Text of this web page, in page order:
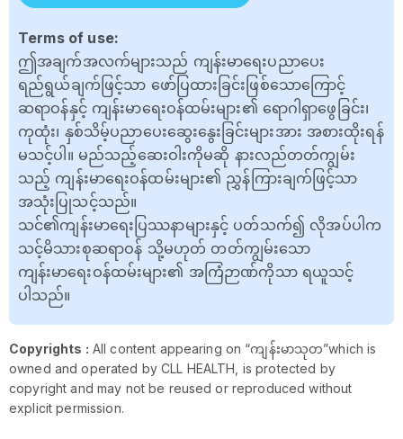
Terms of use:
ဤအချက်အလက်များသည် ကျန်းမာရေးပညာပေး
ရည်ရွယ်ချက်ဖြင့်သာ ဖော်ပြထားခြင်းဖြစ်သောကြောင့်
ဆရာဝန်နှင့် ကျန်းမာရေးဝန်ထမ်းများ၏ ရောဂါရှာဖွေခြင်း၊
ကုထုံး၊ နှစ်သိမ့်ပညာပေးဆွေးနွေးခြင်းများအား အစားထိုးရန်
မသင့်ပါ။ မည်သည့်ဆေးဝါးကိုမဆို နားလည်တတ်ကျွမ်း
သည့် ကျန်းမာရေးဝန်ထမ်းများ၏ ညွှန်ကြားချက်ဖြင့်သာ
အသုံးပြုသင့်သည်။
သင်၏ကျန်းမာရေးပြဿနာများနှင့် ပတ်သက်၍ လိုအပ်ပါက
သင့်မိသားစုဆရာဝန် သို့မဟုတ် တတ်ကျွမ်းသော
ကျန်းမာရေးဝန်ထမ်းများ၏ အကြံဉာဏ်ကိုသာ ရယူသင့်
ပါသည်။
Copyrights : All content appearing on “ကျန်းမာသုတ”which is
owned and operated by CLL HEALTH, is protected by
copyright and may not be reused or reproduced without
explicit permission.